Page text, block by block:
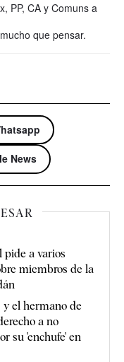
PP, CA y Comuns a
que pensar.
News
pide a varios
miembros de la
el hermano de
a no
su 'enchufe' en